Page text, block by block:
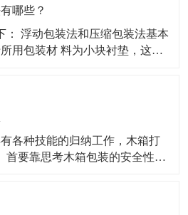
口到外地外国.因为具有其可以
哪些？
： 浮动包装法和压缩包装法基本
用包装材 料为小块衬垫，这些
品填塞起来或进行加固 ，这样
量，并将其引导到产品强度
种技能的归纳工作，木箱打
要靠思考木箱包装的安全性和
量标准，其非有必要查询机器